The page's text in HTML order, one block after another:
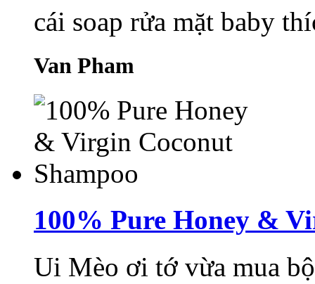
cái soap rửa mặt baby
Van Pham
100% Pure Honey &
Ui Mèo ơi tớ vừa mua